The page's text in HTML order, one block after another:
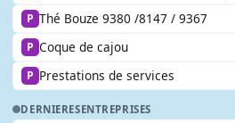
P Thé Bouze 9380 /8147 / 9367
P Coque de cajou
P Prestations de services
DERNIERESENTREPRISES